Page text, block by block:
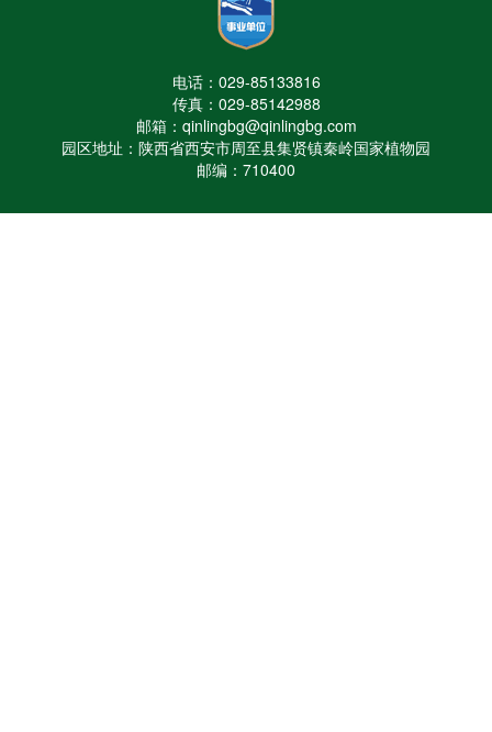
电话：029-85133816
传真：029-85142988
邮箱：qinlingbg@qinlingbg.com
园区地址：陕西省西安市周至县集贤镇秦岭国家植物园
邮编：710400